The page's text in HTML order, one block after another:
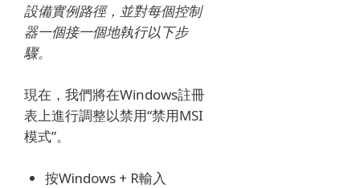
設備實例路徑，並對每個控制
器一個接一個地執行以下步
驟。
現在，我們將在Windows註冊
表上進行調整以禁用“禁用MSI
模式”。
按Windows + R輸入